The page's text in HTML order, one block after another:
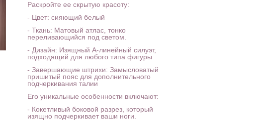
Раскройте ее скрытую красоту:
- Цвет: сияющий белый
- Ткань: Матовый атлас, тонко
переливающийся под светом.
- Дизайн: Изящный А-линейный силуэт,
подходящий для любого типа фигуры
- Завершающие штрихи: Замысловатый
пришитый пояс для дополнительного
подчеркивания талии
Его уникальные особенности включают:
- Кокетливый боковой разрез, который
изящно подчеркивает ваши ноги.